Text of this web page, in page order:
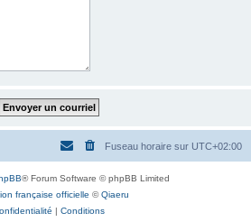
Fuseau horaire sur UTC+02:00
® Forum Software © phpBB Limited
française officielle ©Qiaeru
| Conditions